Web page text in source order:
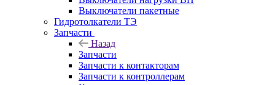
Выключатели пакетные
Гидротолкатели ТЭ
Запчасти
Назад
Запчасти
Запчасти к контакторам
Запчасти к контроллерам